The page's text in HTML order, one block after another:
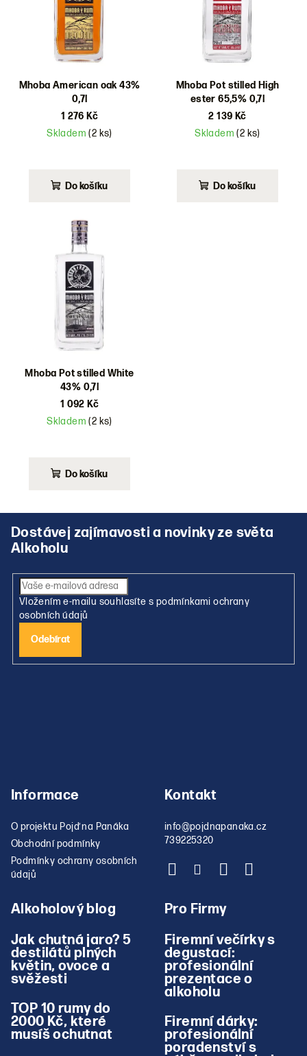
Mhoba American oak 43%
0,7l
1 276 Kč
Skladem(2 ks)
Do košíku
Mhoba Pot stilled High
ester 65,5% 0,7l
2 139 Kč
Skladem(2 ks)
Do košíku
Mhoba Pot stilled White
43% 0,7l
1 092 Kč
Skladem(2 ks)
Do košíku
Vložením e-mailu souhlasíte s podmínkami ochrany
osobních údajů
Přihlásit
Informace
O projektu Pojď na Panáka
Obchodní podmínky
Podmínky ochrany osobních
údajů
Kontakt
info@pojdnapanaka.cz
739225320
Alkoholový blog
Jak chutná jaro? 5
destilátů plných
květin, ovoce a
svěžesti
TOP 10 rumy do
2000 Kč, které
musíš ochutnat
Pro Firmy
Firemní večírky s
degustací:
profesionální
prezentace o
alkoholu
Firemní dárky:
profesionální
poradenství s